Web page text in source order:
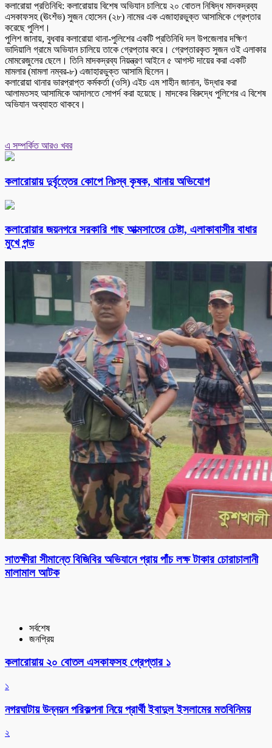
কলারোয়া প্রতিনিধি: কলারোয়ায় বিশেষ অভিযান চালিয়ে ২০ বোতল নিষিদ্ধ মাদকদ্রব্য
এসকাফসহ (ঊংশঁভ) সুজন হোসেন (২৮) নামের এক এজাহারভুক্ত আসামিকে গ্রেপ্তার
করেছে পুলিশ।
পুলিশ জানায়, বুধবার কলারোয়া থানা-পুলিশের একটি প্রতিনিধি দল উপজেলার দক্ষিণ
ভাদিয়ালি গ্রামে অভিযান চালিয়ে তাকে গ্রেপ্তার করে। গ্রেপ্তারকৃত সুজন ওই এলাকার
মোমরেজুলের ছেলে। তিনি মাদকদ্রব্য নিয়ন্ত্রণ আইনে ৫ আগস্ট দায়ের করা একটি
মামলার (মামলা নম্বর-৮) এজাহারভুক্ত আসামি ছিলেন।
কলারোয়া থানার ভারপ্রাপ্ত কর্মকর্তা (ওসি) এইচ এম শাহীন জানান, উদ্ধার করা
আলামতসহ আসামিকে আদালতে সোপর্দ করা হয়েছে। মাদকের বিরুদ্ধে পুলিশের এ বিশেষ
অভিযান অব্যাহত থাকবে।
এ সম্পর্কিত আরও খবর
কলারোয়ায় দুর্বৃত্তের কোপে নিঃস্ব কৃষক, থানায় অভিযোগ
কলারোয়ার জয়নগরে সরকারি গাছ আত্মসাতের চেষ্টা, এলাকাবাসীর বাধার
মুখে পন্ড
সাতক্ষীরা সীমান্তে বিজিবির অভিযানে প্রায় পাঁচ লক্ষ টাকার চোরাচালানী
মালামাল আটক
সর্বশেষ
জনপ্রিয়
কলারোয়ায় ২০ বোতল এসকাফসহ গ্রেপ্তার ১
১
নগরঘাটায় উন্নয়ন পরিকল্পনা নিয়ে প্রার্থী ইবাদুল ইসলামের মতবিনিময়
২